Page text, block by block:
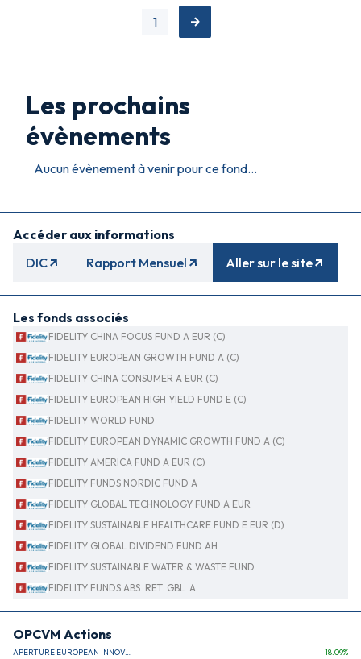
1
Les prochains
évènements
Aucun évènement à venir pour ce fond...
Accéder aux informations
DIC
Rapport Mensuel Aller sur le site
Les fonds associés
FIDELITY CHINA FOCUS FUND A EUR (C)
FIDELITY EUROPEAN GROWTH FUND A (C)
FIDELITY CHINA CONSUMER A EUR (C)
FIDELITY EUROPEAN HIGH YIELD FUND E (C)
FIDELITY WORLD FUND
FIDELITY EUROPEAN DYNAMIC GROWTH FUND A (C)
FIDELITY AMERICA FUND A EUR (C)
FIDELITY FUNDS NORDIC FUND A
FIDELITY GLOBAL TECHNOLOGY FUND A EUR
FIDELITY SUSTAINABLE HEALTHCARE FUND E EUR (D)
FIDELITY GLOBAL DIVIDEND FUND AH
FIDELITY SUSTAINABLE WATER & WASTE FUND
FIDELITY FUNDS ABS. RET. GBL. A
OPCVM Actions
APERTURE EUROPEAN INNOVATION 18.09%